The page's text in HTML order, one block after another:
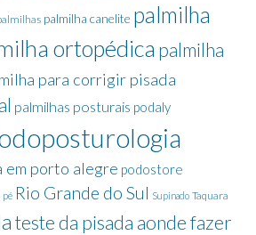
palmilha canelite palmilha
ortopédica palmilha
para corrigir pisada
palmilhas posturais podaly
porto alegre podostore
pé Rio Grande do Sul Supinado Taquara
teste da pisada aonde fazer